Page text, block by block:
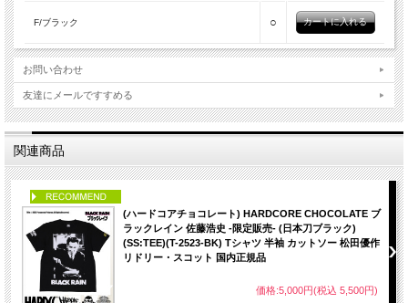
F/ブラック ○
お問い合わせ
友達にメールですすめる
関連商品
(ハードコアチョコレート) HARDCORE CHOCOLATE ブ
ラックレイン 佐藤浩史 -限定販売- (日本刀ブラック)
(SS:TEE)(T-2523-BK) Tシャツ 半袖 カットソー 松田優作
リドリー・スコット 国内正規品
価格:5,000円(税込 5,500円)